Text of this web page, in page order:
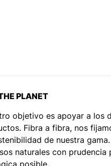
PLANET
objetivo es apoyar a los
Fibra a fibra, nos
de nuestra
naturales con prudencia
posible.